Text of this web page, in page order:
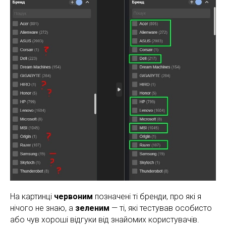
На картинці червоним позначені ті бренди, про які я
нічого не знаю, а зеленим — ті, які тестував особисто
або чув хороші відгуки від знайомих користувачів.